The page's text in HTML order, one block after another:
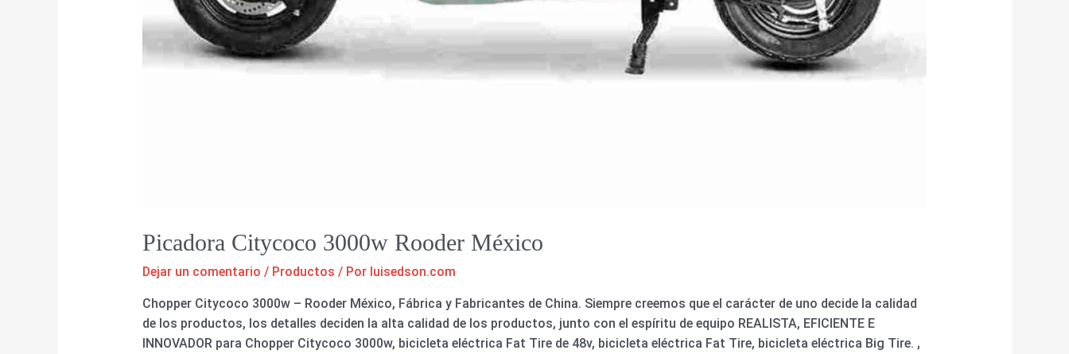
Picadora Citycoco 3000w Rooder México
Dejar un comentario / Productos / Por luisedson.com
Chopper Citycoco 3000w – Rooder México, Fábrica y Fabricantes de China. Siempre creemos que el carácter de uno decide la calidad
de los productos, los detalles deciden la alta calidad de los productos, junto con el espíritu de equipo REALISTA, EFICIENTE E
INNOVADOR para Chopper Citycoco 3000w, bicicleta eléctrica Fat Tire de 48v, bicicleta eléctrica Fat Tire, bicicleta eléctrica Big Tire. ,